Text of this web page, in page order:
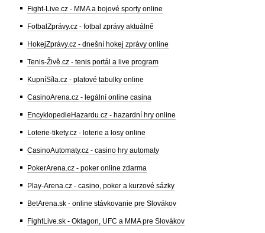
Fight-Live.cz - MMA a bojové sporty online
FotbalZprávy.cz - fotbal zprávy aktuálně
HokejZprávy.cz - dnešní hokej zprávy online
Tenis-Živě.cz - tenis portál a live program
KupníSíla.cz - platové tabulky online
CasinoArena.cz - legální online casina
EncyklopedieHazardu.cz - hazardní hry online
Loterie-tikety.cz - loterie a losy online
CasinoAutomaty.cz - casino hry automaty
PokerArena.cz - poker online zdarma
Play-Arena.cz - casino, poker a kurzové sázky
BetArena.sk - online stávkovanie pre Slovákov
FightLive.sk - Oktagon, UFC a MMA pre Slovákov